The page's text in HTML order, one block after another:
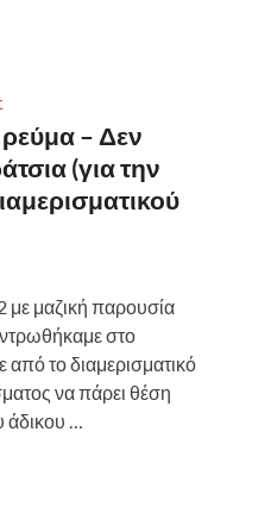
– Δεν
(για την
με μαζική παρουσία
στο
το διαμερισματικό
να πάρει θέση
…